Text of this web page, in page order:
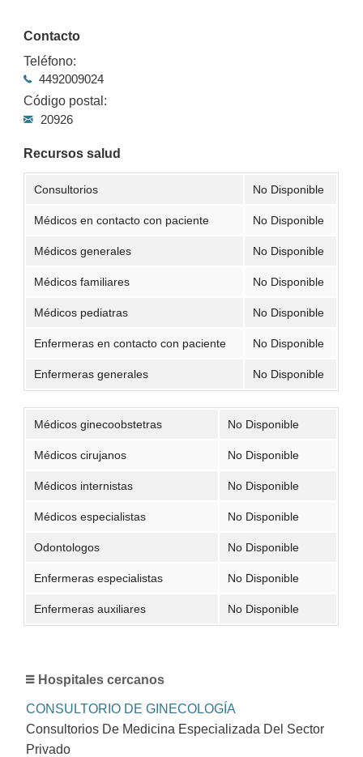
Contacto
Teléfono:
4492009024
Código postal:
20926
Recursos salud
Consultorios No Disponible
Médicos en contacto con paciente No Disponible
Médicos generales No Disponible
Médicos familiares No Disponible
Médicos pediatras No Disponible
Enfermeras en contacto con paciente No Disponible
Enfermeras generales No Disponible
Médicos ginecoobstetras No Disponible
Médicos cirujanos No Disponible
Médicos internistas No Disponible
Médicos especialistas No Disponible
Odontologos No Disponible
Enfermeras especialistas No Disponible
Enfermeras auxiliares No Disponible
Hospitales cercanos
CONSULTORIO DE GINECOLOGÍA
Consultorios De Medicina Especializada Del Sector
Privado